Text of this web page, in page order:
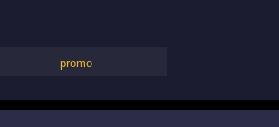
promo